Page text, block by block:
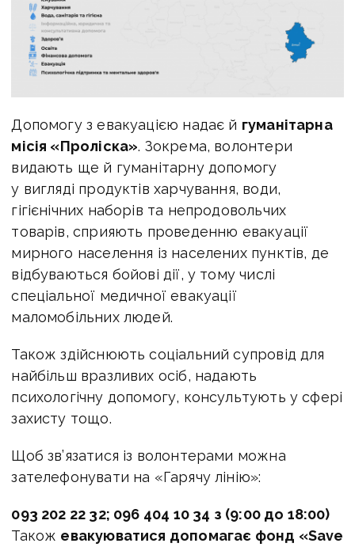
Допомогу з евакуацією надає й гуманітарна
місія «Проліска». Зокрема, волонтери
видають ще й гуманітарну допомогу
у вигляді продуктів харчування, води,
гігієнічних наборів та непродовольчих
товарів, сприяють проведенню евакуації
мирного населення із населених пунктів, де
відбуваються бойові дії, у тому числі
спеціальної медичної евакуації
маломобільних людей.
Також здійснюють соціальний супровід для
найбільш вразливих осіб, надають
психологічну допомогу, консультують у сфері
захисту тощо.
Щоб зв’язатися із волонтерами можна
зателефонувати на «Гарячу лінію»:
093 202 22 32; 096 404 10 34 з (9:00 до 18:00)
Також евакуюватися допомагає фонд «Save